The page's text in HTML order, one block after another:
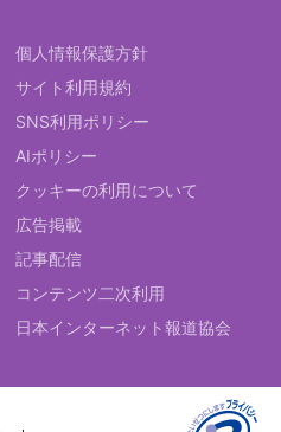
個人情報保護方針
サイト利用規約
SNS利用ポリシー
AIポリシー
クッキーの利用について
広告掲載
記事配信
コンテンツ二次利用
日本インターネット報道協会